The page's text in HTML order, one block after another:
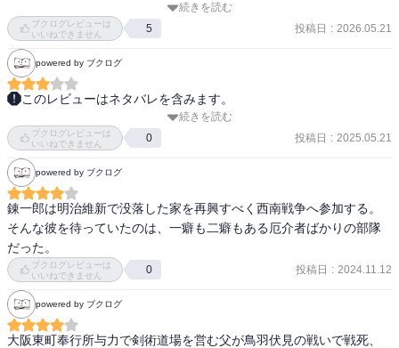
続きを読む
ブクログレビューは
いいねできません
5 投稿日 : 2026.05.21
powered by ブクログ
このレビューはネタバレを含みます。
明治時代の物語、話の核心は、武士の世が終わり、新しい明治政府
の下で「勝ち組」と「負け組」が分かれる中、錬一郎は剣術での立
身を夢見るが、西南戦争では刀ではなく銃が与えられ、武士のロマ
ンが通用しない時代に直面（この価値観のズレは、現代の「時流に
乗り損ねた」人々へのエールとも解釈できそう、コロナ禍での就職
難など、変化の激しい現代社会とも共鳴します）
錬一郎やその仲間たちが旧来の武士道や誇りと、近代社会の現実と
のギャップに苦しみ、従軍記者の犬養毅の言葉であるパアスエイド
（言論の力）を身に着けたいと挑む姿で終わる青春物語でもある
続きを読む
ブクログレビューは
いいねできません
0 投稿日 : 2025.05.21
powered by ブクログ
錬一郎は明治維新で没落した家を再興すべく西南戦争へ参加する。
そんな彼を待っていたのは、一癖も二癖もある厄介者ばかりの部隊
だった。
ブクログレビューは
いいねできません
0 投稿日 : 2024.11.12
powered by ブクログ
大阪東町奉行所与力で剣術道場を営む父が鳥羽伏見の戦いで戦死、